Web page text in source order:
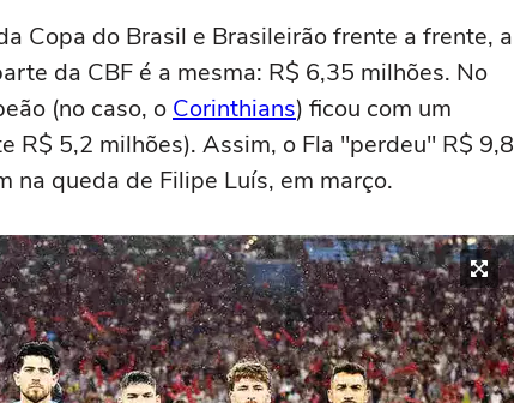
Copa do Brasil e Brasileirão frente a frente, a
da CBF é a mesma: R$ 6,35 milhões. No
(no caso, o Corinthians) ficou com um
R$ 5,2 milhões). Assim, o Fla "perdeu" R$ 9,8
na queda de Filipe Luís, em março.